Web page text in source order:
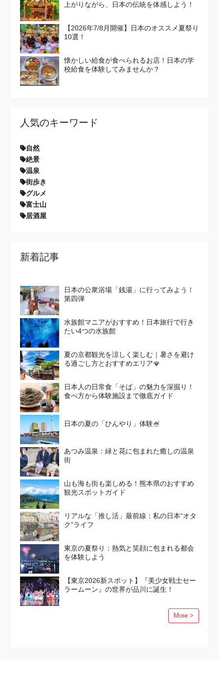
上がりながら、日本の伝統を体感しよう！
【2026年7/8月開催】日本のオススメ夏祭り
10選！
懐かしい給食が食べられるお店！日本の学
校給食を体験してみませんか？
人気のキーワード
自然
絶景
温泉
街歩き
グルメ
富士山
居酒屋
新着記事
日本の公衆浴場「銭湯」に行ってみよう！
第四弾
水族館マニアがおすすめ！日本旅行で行き
たい4つの水族館
夏の京都観光を涼しく楽しむ｜暑さを避け
る過ごし方とおすすめエリア🪭
日本人の日常食「そば」の魅力を深掘り！
食べ方から体験施設まで徹底ガイド
日本の夏の「ひんやり」体験🍧
あつみ温泉：緑と花に包まれた癒しの温泉
街
山も海も街も楽しめる！熊本県のおすすめ
観光スポットガイド
リアルな「推し活」最前線：私の日本“オタ
ク”ライフ
東京の夏祭り：熱気と笑顔に包まれる都会
を体験しよう
【東京2026新スポット】『美少女戦士セー
ラームーン』の世界が品川に誕生！
More >